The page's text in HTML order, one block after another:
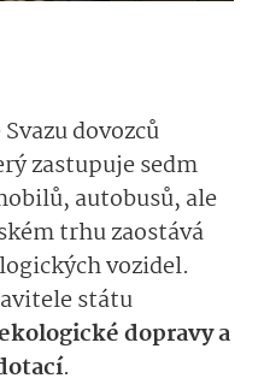
dovozců
zastupuje sedm
autobusů, ale
trhu zaostává
vozidel.
státu
dopravy a
.